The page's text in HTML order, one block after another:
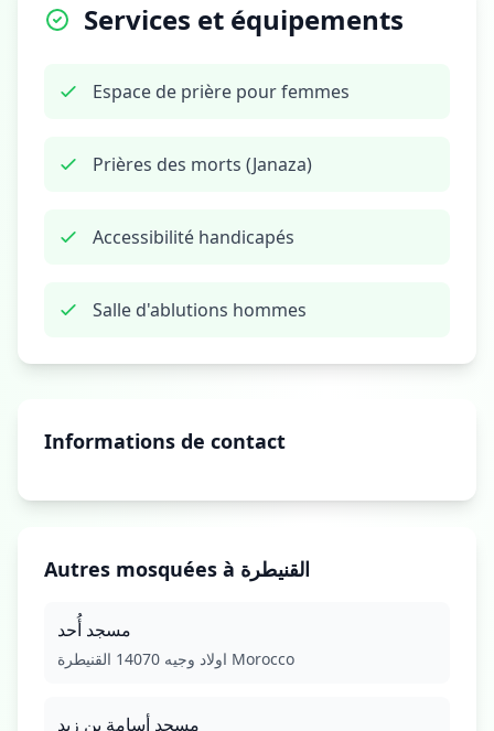
Services et équipements
Espace de prière pour femmes
Prières des morts (Janaza)
Accessibilité handicapés
Salle d'ablutions hommes
Informations de contact
Autres mosquées à القنيطرة
مسجد أُحد
اولاد وجيه 14070 القنيطرة Morocco
مسجد أسامة بن زيد